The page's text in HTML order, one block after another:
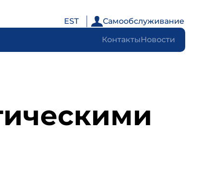
EST
Самообслуживание
КонтактыНовости